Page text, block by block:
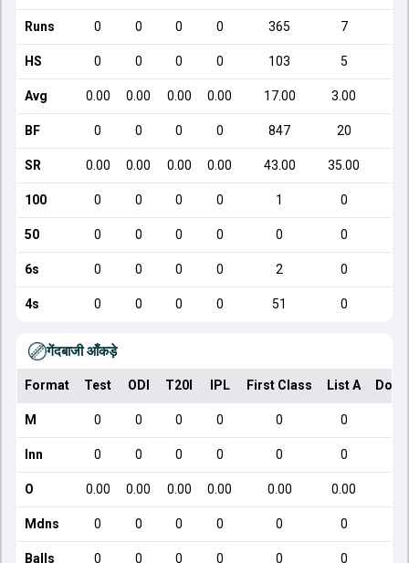
Runs 0 0 0 0 365 7
HS 0 0 0 0 103 5
Avg 0.00 0.00 0.00 0.00 17.00 3.00
BF 0 0 0 0 847 20
SR 0.00 0.00 0.00 0.00 43.00 35.00
100 0 0 0 0 1 0
50 0 0 0 0 0 0
6s 0 0 0 0 2 0
4s 0 0 0 0 51 0
गेंदबाजी आँकड़े
Format Test ODI T20I IPL First Class List A
M 0 0 0 0 0 0
Inn 0 0 0 0 0 0
O 0.00 0.00 0.00 0.00 0.00 0.00
Mdns 0 0 0 0 0 0
Balls 0 0 0 0 0 0